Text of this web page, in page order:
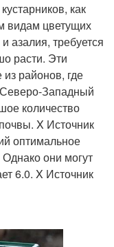
как
видам цветущих
азалия, требуется
расти. Эти
районов, где
Западный
количество
X Источник
оптимальное
они могут
6.0. X Источник